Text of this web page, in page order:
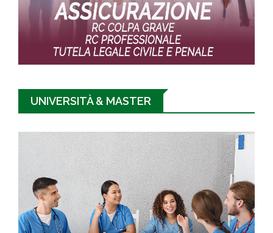
UNIVERSITÀ & MASTER